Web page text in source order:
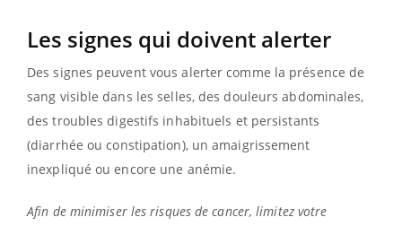
Les signes qui doivent alerter
Des signes peuvent vous alerter comme la présence de
sang visible dans les selles, desdouleurs abdominales,
destroubles digestifs inhabituels et persistants
(diarrhée ou constipation), unamaigrissement
inexpliqué ou encore une anémie.
Afin de minimiser les risques de cancer, limitez votre